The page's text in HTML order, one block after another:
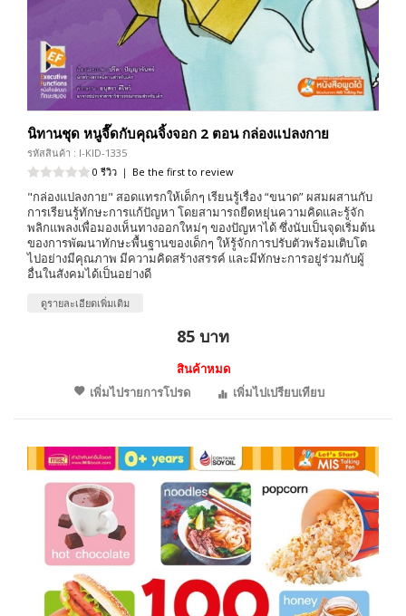
นิทานชุด หนูจี๊ดกับคุณจิ้งจอก 2 ตอน กล่องแปลงกาย
รหัสสินค้า : I-KID-1335
0 รีวิว | Be the first to review
"กล่องแปลงกาย" สอดแทรกให้เด็กๆ เรียนรู้เรื่อง “ขนาด” ผสมผสานกับ
การเรียนรู้ทักษะการแก้ปัญหา โดยสามารถยืดหยุ่นความคิดและรู้จัก
พลิกแพลงเพื่อมองเห็นทางออกใหม่ๆ ของปัญหาได้ ซึ่งนับเป็นจุดเริ่มต้น
ของการพัฒนาทักษะพื้นฐานของเด็กๆ ให้รู้จักการปรับตัวพร้อมเติบโต
ไปอย่างมีคุณภาพ มีความคิดสร้างสรรค์ และมีทักษะการอยู่ร่วมกับผู้
อื่นในสังคมได้เป็นอย่างดี
ดูรายละเอียดเพิ่มเติม
85 บาท
สินค้าหมด
เพิ่มไปรายการโปรด
เพิ่มไปเปรียบเทียบ